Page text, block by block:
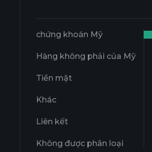
chứng khoán Mỹ
Hàng không phải của Mỹ
Tiền mặt
Khác
Liên kết
Không được phân loại